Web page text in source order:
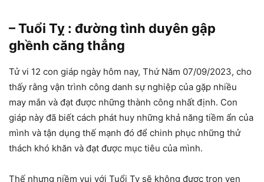
– Tuổi Tỵ : đường tình duyên gập
ghềnh căng thẳng
Tử vi 12 con giáp ngày hôm nay, Thứ Năm 07/09/2023, cho
thấy rằng vận trình công danh sự nghiệp của gặp nhiều
may mắn và đạt được những thành công nhất định. Con
giáp này đã biết cách phát huy những khả năng tiềm ẩn của
mình và tận dụng thế mạnh đó để chinh phục những thử
thách khó khăn và đạt được mục tiêu của mình.
Thế nhưng niềm vui với Tuổi Tỵ sẽ không được trọn vẹn